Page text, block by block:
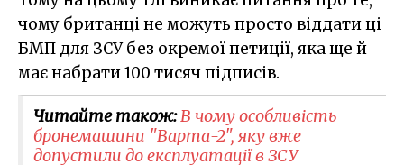
чому британці не можуть просто віддати ці
БМП для ЗСУ без окремої петиції, яка ще й
має набрати 100 тисяч підписів.
Читайте також:В чому особливість
бронемашини "Варта-2", яку вже
допустили до експлуатації в ЗСУ